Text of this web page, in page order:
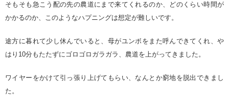
そもそも急こう配の先の農道にまで来てくれるのか、どのくらい時間が
かかるのか、このようなハプニングは想定が難しいです。
途方に暮れて少し休んでいると、母がユンボをまた呼んできてくれ、や
はり10分もたたずにゴロゴロガラガラ、農道を上がってきました。
ワイヤーをかけて引っ張り上げてもらい、なんとか窮地を脱出できまし
た。